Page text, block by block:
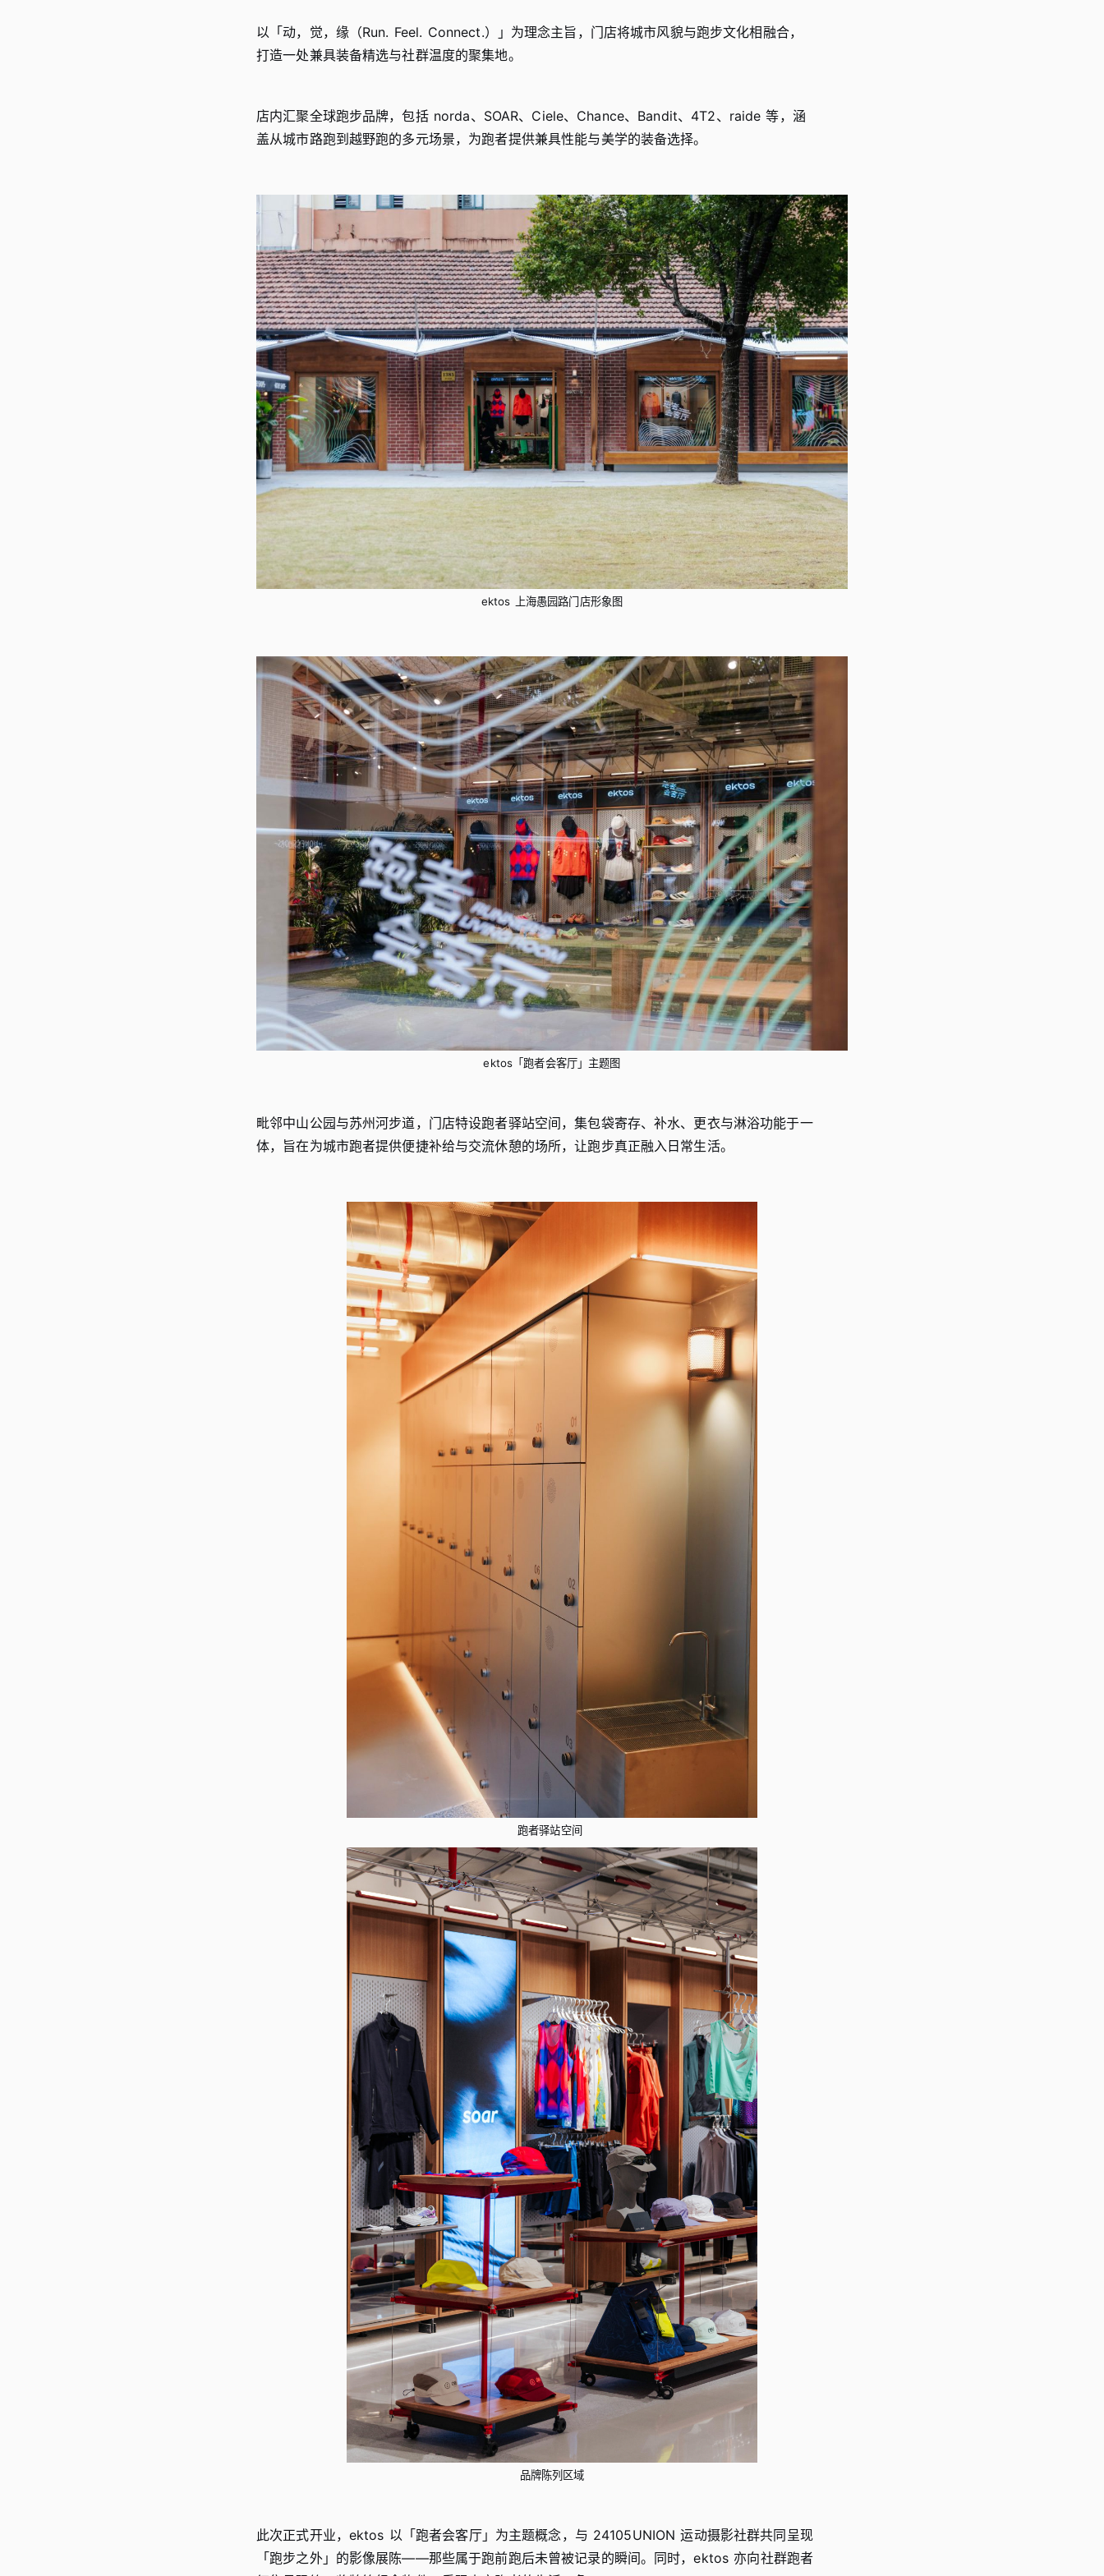
以「动，觉，缘（Run. Feel. Connect.）」为理念主旨，门店将城市风貌与跑步文化相融合，
打造一处兼具装备精选与社群温度的聚集地。
店内汇聚全球跑步品牌，包括 norda、SOAR、Ciele、Chance、Bandit、4T2、raide 等，涵
盖从城市路跑到越野跑的多元场景，为跑者提供兼具性能与美学的装备选择。
ektos 上海愚园路门店形象图
ektos「跑者会客厅」主题图
毗邻中山公园与苏州河步道，门店特设跑者驿站空间，集包袋寄存、补水、更衣与淋浴功能于一
体，旨在为城市跑者提供便捷补给与交流休憩的场所，让跑步真正融入日常生活。
跑者驿站空间
品牌陈列区域
此次正式开业，ektos 以「跑者会客厅」为主题概念，与 24105UNION 运动摄影社群共同呈现
「跑步之外」的影像展陈——那些属于跑前跑后未曾被记录的瞬间。同时，ektos 亦向社群跑者